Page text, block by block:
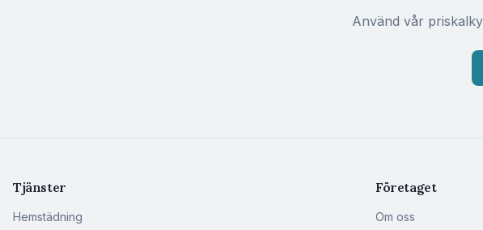
Använd vår
Tjänster
Hemstädning
Företaget
Om oss